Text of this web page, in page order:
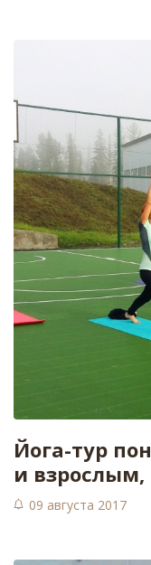
​Йога-тур
и
09 августа 2017